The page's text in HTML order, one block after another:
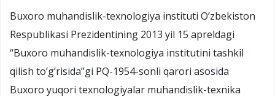
Buxoro muhandislik-texnologiya instituti O’zbekiston
Respublikasi Prezidentining 2013 yil 15 apreldagi
“Buxoro muhandislik-texnologiya institutini tashkil
qilish to’g’risida”gi PQ-1954-sonli qarori asosida
Buxoro yuqori texnologiyalar muhandislik-texnika